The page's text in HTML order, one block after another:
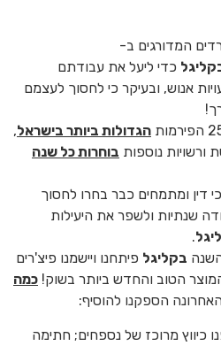
המדורגים ב-
כדי ליעל את עבודתם
אנוש, ובעיקר כי לחסוך לעצמם
הגדולות ביותר בישראל,
נוספות בוחרות כל שנה
דין ומתמחים כבר בחרו לחסוך
שנתיות ולשפר את היעילות
.
בקליגל פיתחנו ויישמנו פיצ'רים
הטוב והחדש ביותר בשוק! כמה
הספקנו להוסיף:
כיווץ מרוכז של נספחים; חתימה